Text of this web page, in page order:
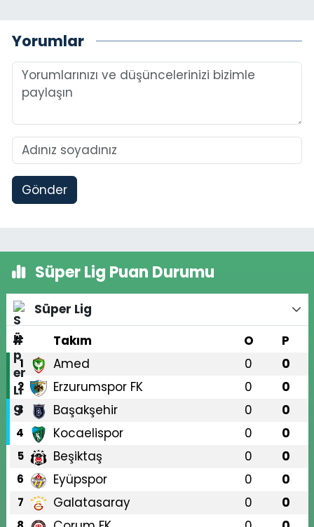
Yorumlar
Gönder
Süper Lig Puan Durumu
Süper Lig
#
Takım O P
1 Amed 0 0
2 Erzurumspor FK 0 0
3 Başakşehir 0 0
4 Kocaelispor 0 0
5 Beşiktaş 0 0
6 Eyüpspor 0 0
7 Galatasaray 0 0